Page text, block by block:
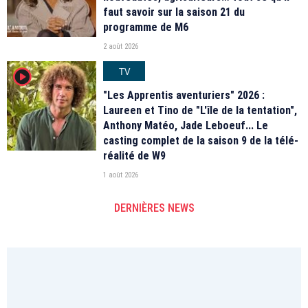
faut savoir sur la saison 21 du
programme de M6
2 août 2026
player2
TV
"Les Apprentis aventuriers" 2026 :
Laureen et Tino de "L'île de la tentation",
Anthony Matéo, Jade Leboeuf... Le
casting complet de la saison 9 de la télé-
réalité de W9
1 août 2026
DERNIÈRES NEWS